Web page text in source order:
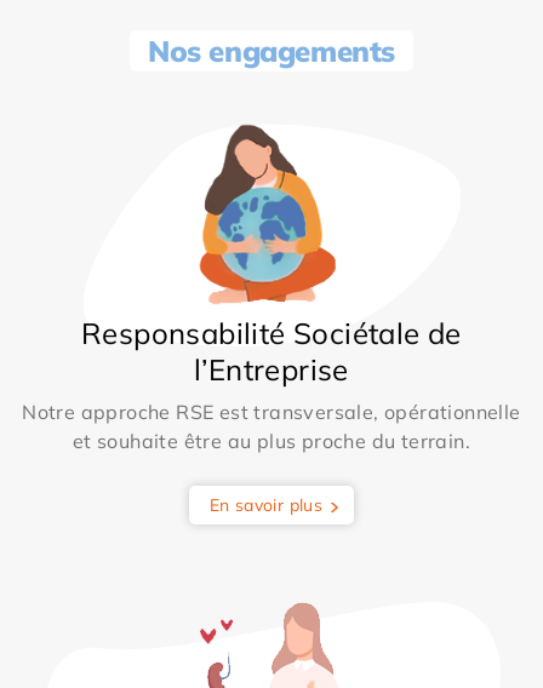
Nos engagements
Responsabilité Sociétale de
l’Entreprise
Notre approche RSE est transversale, opérationnelle
et souhaite être au plus proche du terrain.
En savoir plus